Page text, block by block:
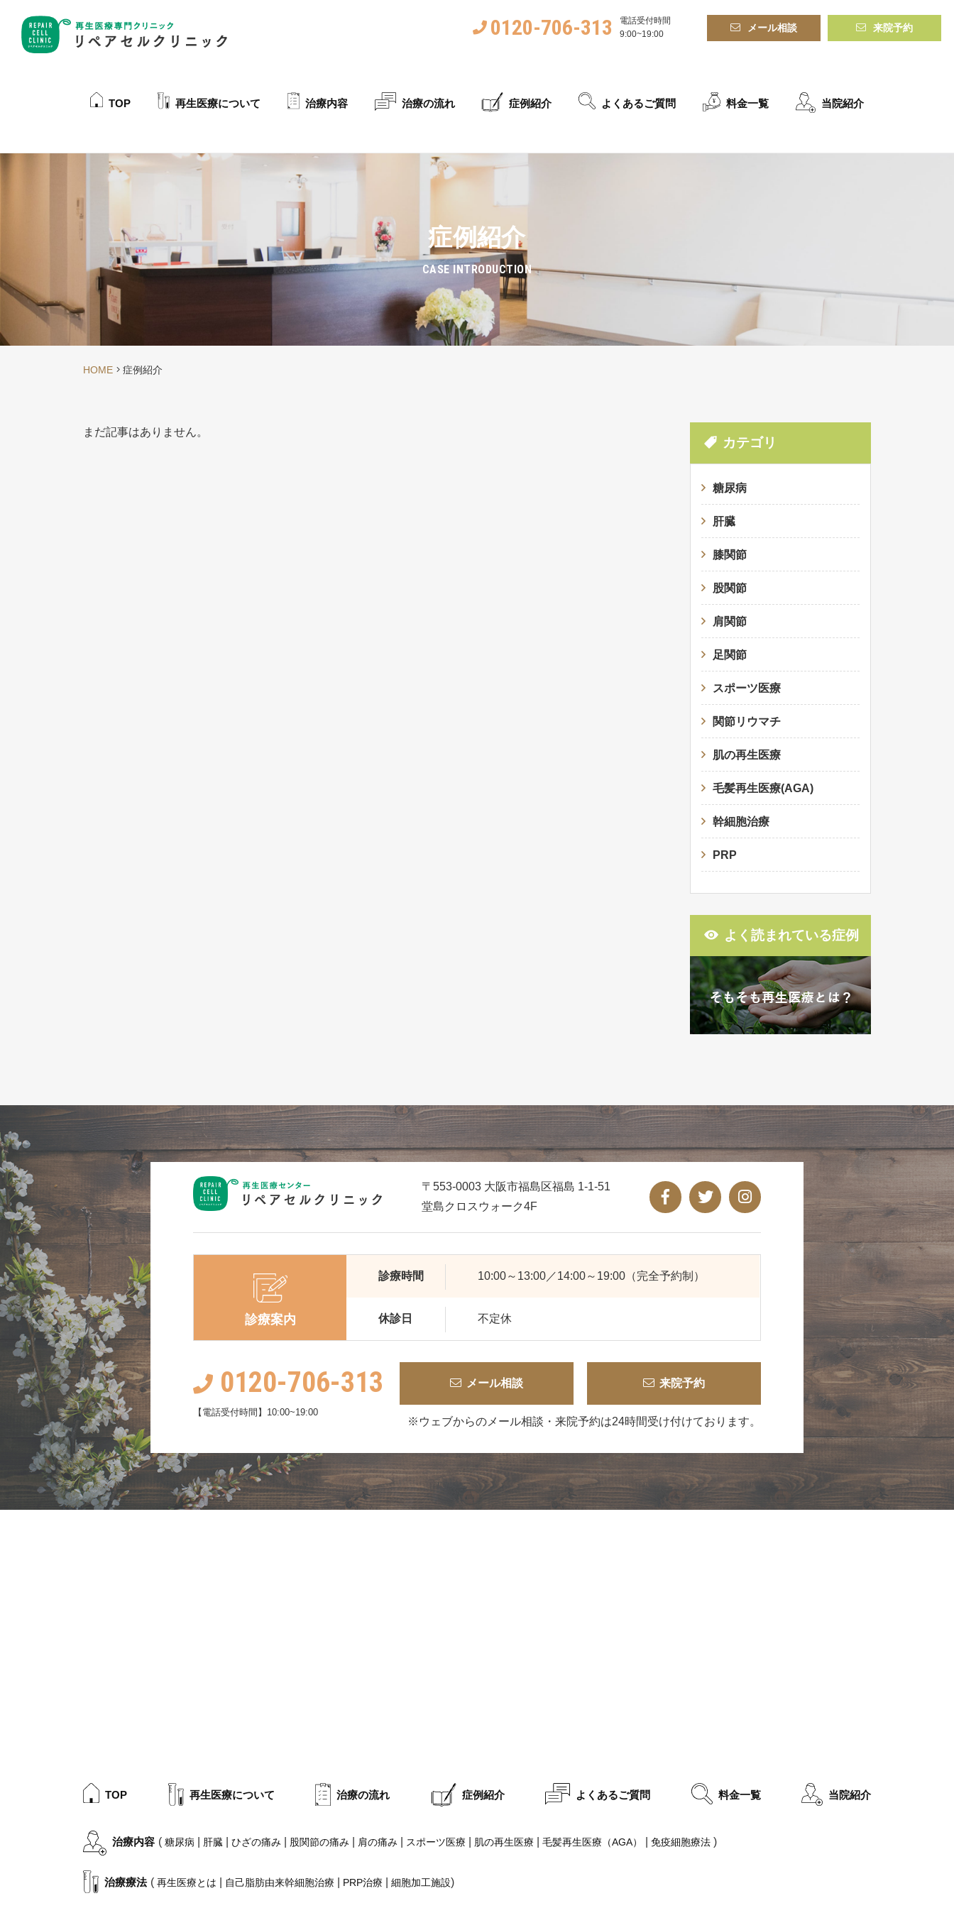
0120-706-313
電話受付時間
9:00~19:00
メール相談 来院予約
TOP 再生医療について 治療内容 治療の流れ 症例紹介 よくあるご質問 料金一覧 当院紹介
症例紹介
CASE INTRODUCTION
HOME 症例紹介
まだ記事はありません。
カテゴリ
糖尿病
肝臓
膝関節
股関節
肩関節
足関節
スポーツ医療
関節リウマチ
肌の再生医療
毛髪再生医療(AGA)
幹細胞治療
PRP
よく読まれている症例
〒553-0003 大阪市福島区福島 1-1-51
堂島クロスウォーク4F
診療案内
診療時間 10:00～13:00／14:00～19:00（完全予約制）
休診日 不定休
0120-706-313
【電話受付時間】10:00~19:00
メール相談 来院予約
※ウェブからのメール相談・来院予約は24時間受け付けております。
TOP 再生医療について 治療の流れ 症例紹介 よくあるご質問 料金一覧 当院紹介
治療内容 ( 糖尿病 肝臓 ひざの痛み 股関節の痛み 肩の痛み スポーツ医療 肌の再生医療 毛髪再生医療（AGA） 免疫細胞療法 )
治療療法 ( 再生医療とは 自己脂肪由来幹細胞治療 PRP治療 細胞加工施設)